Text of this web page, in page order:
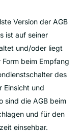
Version der AGB
ist auf seiner
und/oder liegt
beim Empfang
des
Einsicht und
sind die AGB beim
und für den
einsehbar.